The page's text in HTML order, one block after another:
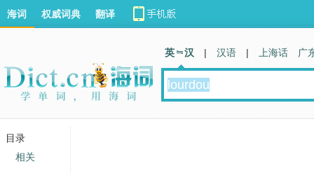
海词 权威词典 翻译
英 汉 | 汉语 | 上海话 广
目录
相关